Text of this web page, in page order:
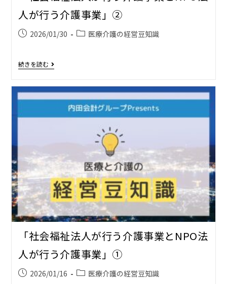
人が行う介護事業」②
2026/01/30 医療介護の経営豆知識
続きを読む
「社会福祉法人が行う介護事業とNPO法
人が行う介護事業」①
2026/01/16 医療介護の経営豆知識